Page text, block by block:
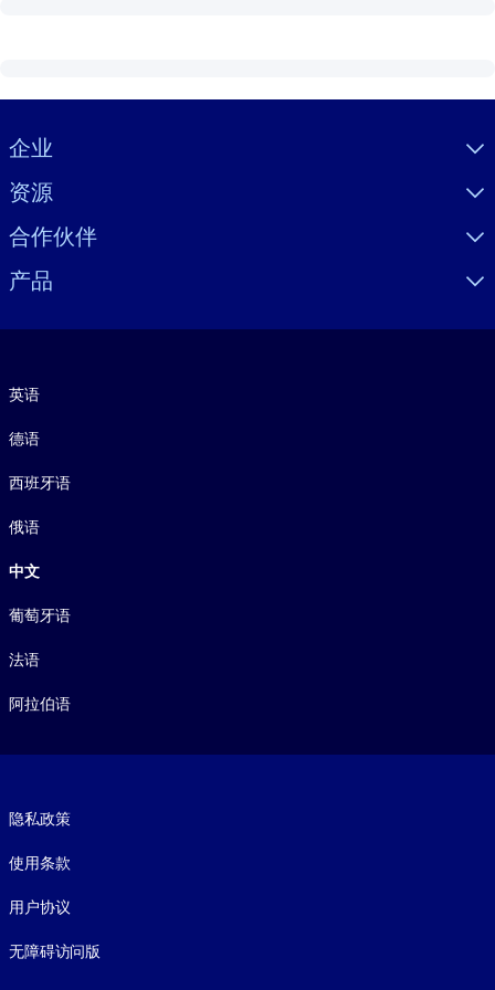
Visually hidden Text
企业
资源
合作伙伴
产品
英语
德语
西班牙语
俄语
中文
葡萄牙语
法语
阿拉伯语
隐私政策
使用条款
用户协议
无障碍访问版